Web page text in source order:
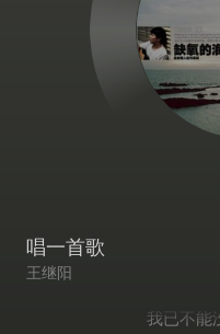
唱一首歌
王继阳
我已不能